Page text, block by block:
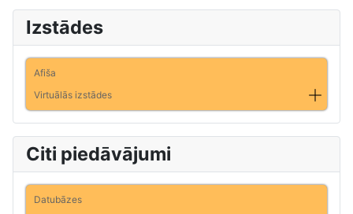
Izstādes
Afiša
Virtuālās izstādes
Citi piedāvājumi
Datubāzes